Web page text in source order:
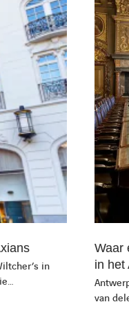
in
Waar
in het
van